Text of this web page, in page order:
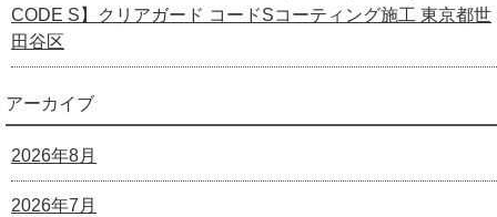
CODE S】クリアガード コードSコーティング施工 東京都世
田谷区
アーカイブ
2026年8月
2026年7月